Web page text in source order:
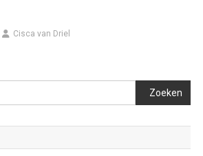
Cisca van Driel
Zoeken